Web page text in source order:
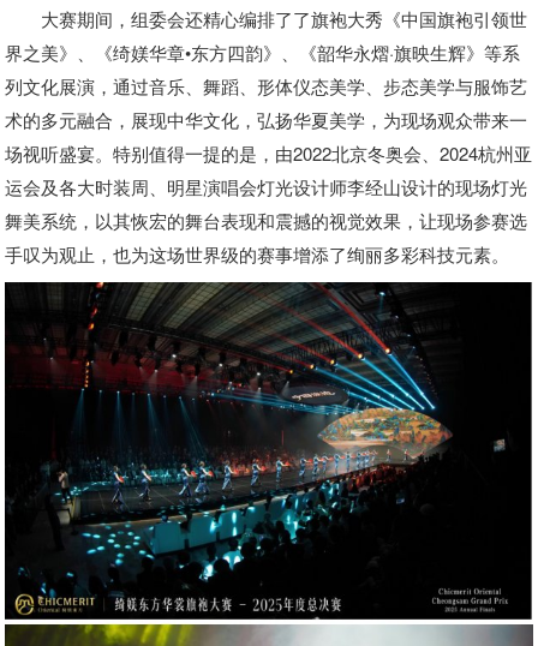
大赛期间，组委会还精心编排了了旗袍大秀《中国旗袍引领世
界之美》、《绮媄华章•东方四韵》、《韶华永熠·旗映生辉》等系
列文化展演，通过音乐、舞蹈、形体仪态美学、步态美学与服饰艺
术的多元融合，展现中华文化，弘扬华夏美学，为现场观众带来一
场视听盛宴。特别值得一提的是，由2022北京冬奥会、2024杭州亚
运会及各大时装周、明星演唱会灯光设计师李经山设计的现场灯光
舞美系统，以其恢宏的舞台表现和震撼的视觉效果，让现场参赛选
手叹为观止，也为这场世界级的赛事增添了绚丽多彩科技元素。